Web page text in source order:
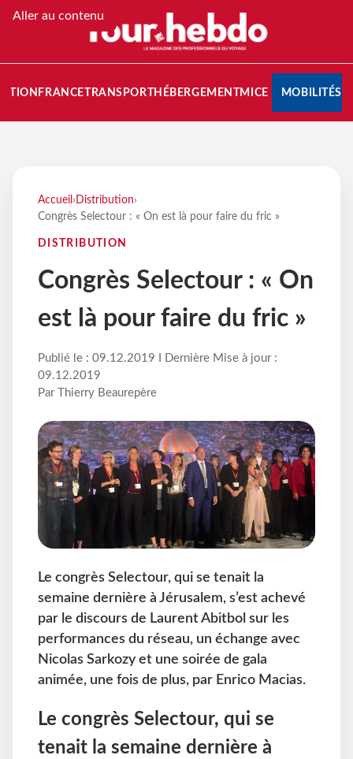
Aller au contenu
FRANCETRANSPORT HÉBERGEMENTMICE MOBILITÉS
Accueil › Distribution›
Congrès Selectour : « On est là pour faire du fric »
DISTRIBUTION
Congrès Selectour : « On
est là pour faire du fric »
Publié le : 09.12.2019 I Dernière Mise à jour :
09.12.2019
Par Thierry Beaurepère
Le congrès Selectour, qui se tenait la
semaine dernière à Jérusalem, s’est achevé
par le discours de Laurent Abitbol sur les
performances du réseau, un échange avec
Nicolas Sarkozy et une soirée de gala
animée, une fois de plus, par Enrico Macias.
Le congrès Selectour, qui se
tenait la semaine dernière à